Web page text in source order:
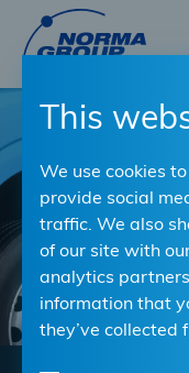
This
We use cookies
provide social
traffic. We also
of our site with
analytics
information that
they’ve collected
content